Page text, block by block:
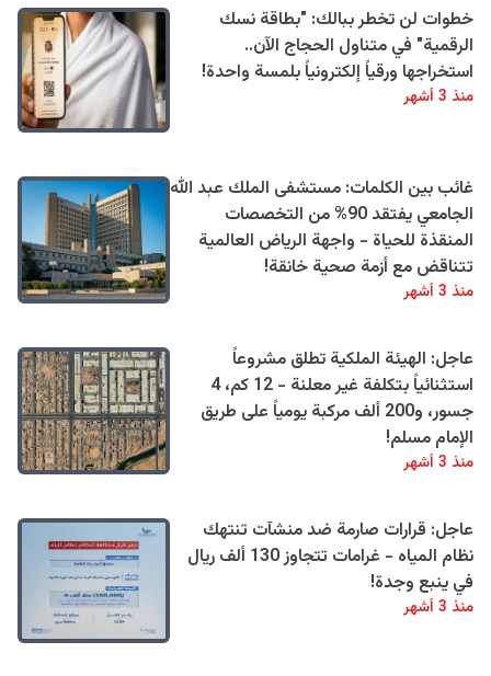
خطوات لن تخطر ببالك: "بطاقة نسك
الرقمية" في متناول الحجاج الآن..
استخراجها ورقياً إلكترونياً بلمسة واحدة!
منذ 3 أشهر
غائب بين الكلمات: مستشفى الملك عبد الله
الجامعي يفتقد 90% من التخصصات
المنقذة للحياة - واجهة الرياض العالمية
تتناقض مع أزمة صحية خانقة!
منذ 3 أشهر
عاجل: الهيئة الملكية تطلق مشروعاً
استثنائياً بتكلفة غير معلنة - 12 كم، 4
جسور، و200 ألف مركبة يومياً على طريق
الإمام مسلم!
منذ 3 أشهر
عاجل: قرارات صارمة ضد منشآت تنتهك
نظام المياه - غرامات تتجاوز 130 ألف ريال
في ينبع وجدة!
منذ 3 أشهر